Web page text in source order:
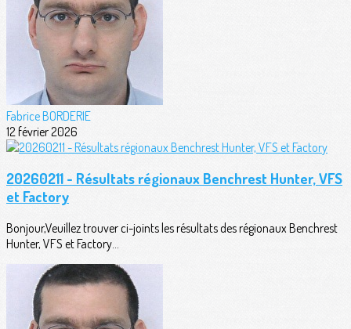
Fabrice BORDERIE
12 février 2026
20260211 - Résultats régionaux Benchrest Hunter, VFS
et Factory
Bonjour,Veuillez trouver ci-joints les résultats des régionaux Benchrest
Hunter, VFS et Factory...